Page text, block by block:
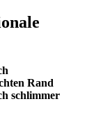
Rand
schlimmer